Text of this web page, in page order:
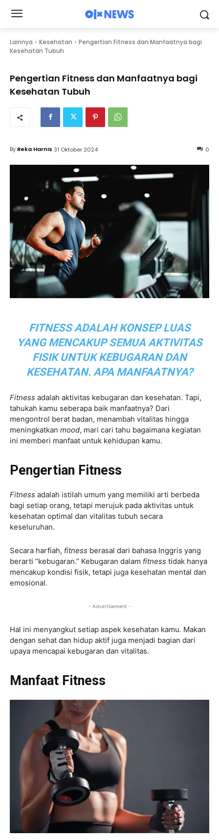
Lainnya Kesehatan
Pengertian Fitness dan Manfaatnya bagi
Kesehatan Tubuh
Pengertian Fitness dan Manfaatnya bagi
Kesehatan Tubuh
0
By Reka Harnis 31 Oktober 2024
FITNESS ADALAH KONSEP LUAS
YANG MENCAKUP SEMUA AKTIVITAS
FISIK UNTUK KEBUGARAN DAN
KESEHATAN. APA MANFAATNYA?
Fitness adalah aktivitas kebugaran dan kesehatan. Tapi,
tahukah kamu seberapa baik manfaatnya? Dari
mengontrol berat badan, menambah vitalitas hingga
meningkatkan mood, mari cari tahu bagaimana kegiatan
ini memberi manfaat untuk kehidupan kamu.
Pengertian Fitness
Fitness adalah istilah umum yang memiliki arti berbeda
bagi setiap orang, tetapi merujuk pada aktivitas untuk
kesehatan optimal dan vitalitas tubuh secara
keseluruhan.
Secara harfiah, fitness berasal dari bahasa Inggris yang
berarti “kebugaran.” Kebugaran dalam fitness tidak hanya
mencakup kondisi fisik, tetapi juga kesehatan mental dan
emosional.
- Advertisement -
Hal ini menyangkut setiap aspek kesehatan kamu. Makan
dengan sehat dan hidup aktif juga menjadi bagian dari
upaya mencapai kebugaran dan vitalitas.
Manfaat Fitness